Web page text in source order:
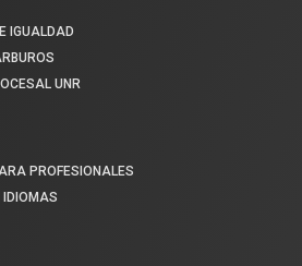
IGUALDAD
UNR
PROFESIONALES
IDIOMAS